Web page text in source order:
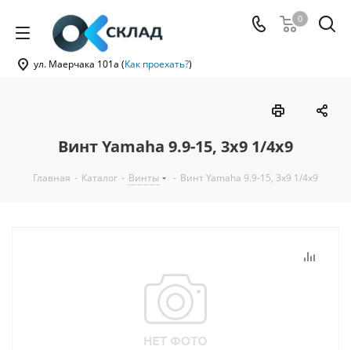
0
ул. Маерчака 101а (Как проехать?)
Винт Yamaha 9.9-15, 3x9 1/4x9
Главная - Каталог - Винты - Винт Yamaha 9.9-15, 3x9 1/4x9